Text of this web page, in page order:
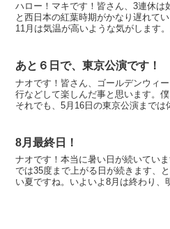
ハロー！マキです！皆さん、3連休は
と西日本の紅葉時期がかなり遅れて
11月は気温が高いような気がします
あと６日で、東京公演です！
ナオです！皆さん、ゴールデンウィ
行などして楽しんだ事と思います。
それでも、5月16日の東京公演までは
8月最終日！
ナオです！本当に暑い日が続いてい
では35度まで上がる日が続きます、
い夏ですね。いよいよ8月は終わり、